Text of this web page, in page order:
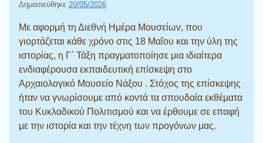
Δημοσιεύθηκε 20/05/2026
Με αφορμή τη Διεθνή Ημέρα Μουσείων, που
γιορτάζεται κάθε χρόνο στις 18 Μαΐου και την ύλη της
ιστορίας, η Γ΄ Τάξη πραγματοποίησε μια ιδιαίτερα
ενδιαφέρουσα εκπαιδευτική επίσκεψη στο
Αρχαιολογικό Μουσείο Νάξου . Στόχος της επίσκεψης
ήταν να γνωρίσουμε από κοντά τα σπουδαία εκθέματα
του Κυκλαδικού Πολιτισμού και να έρθουμε σε επαφή
με την ιστορία και την τέχνη των προγόνων μας.